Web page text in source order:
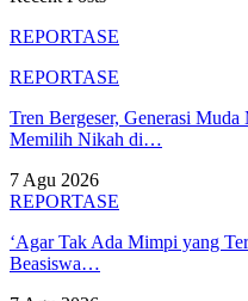
REPORTASE
REPORTASE
Tren Bergeser, Generasi
Memilih Nikah di…
7 Agu 2026
REPORTASE
‘Agar Tak Ada Mimpi yang
Beasiswa…